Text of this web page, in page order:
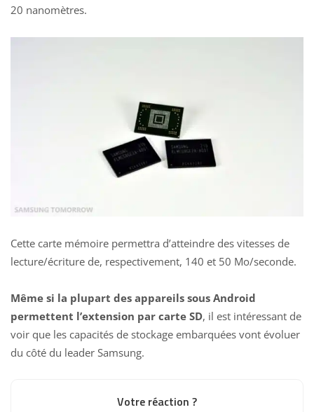
20 nanomètres.
Cette carte mémoire permettra d’atteindre des vitesses de
lecture/écriture de, respectivement, 140 et 50 Mo/seconde.
Même si la plupart des appareils sous Android
permettent l’extension par carte SD, il est intéressant de
voir que les capacités de stockage embarquées vont évoluer
du côté du leader Samsung.
Votre réaction ?